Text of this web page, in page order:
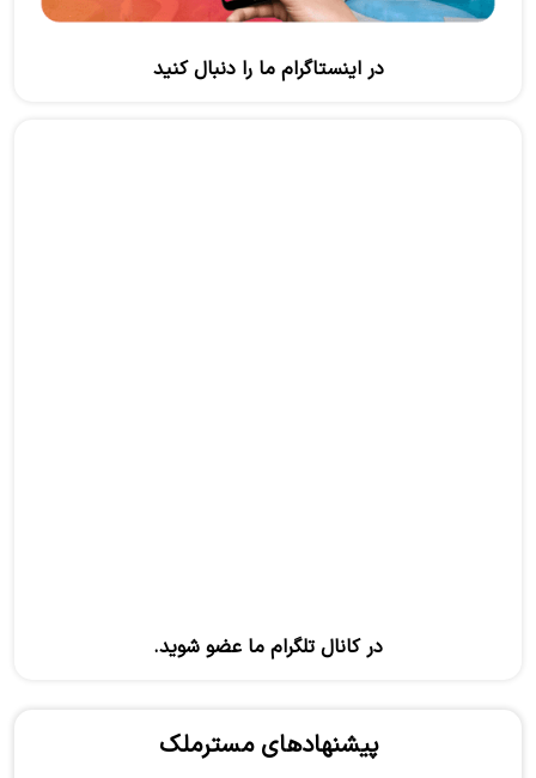
در اینستاگرام ما را دنبال کنید
در کانال تلگرام ما عضو شوید.
پیشنهادهای مسترملک